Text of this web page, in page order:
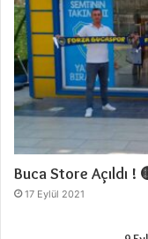
Buca Store Açıldı !
17 Eylül 2021